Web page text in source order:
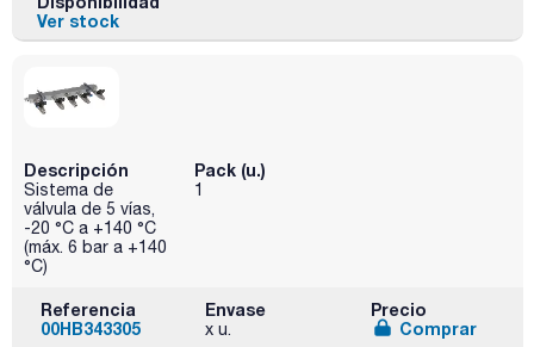
Ver stock
Descripción
Sistema de
válvula de 5 vías,
-20 °C a +140 °C
(máx. 6 bar a +140
°C)
Pack (u.)
1
Referencia
00HB343305
Envase
x u.
Precio
Comprar